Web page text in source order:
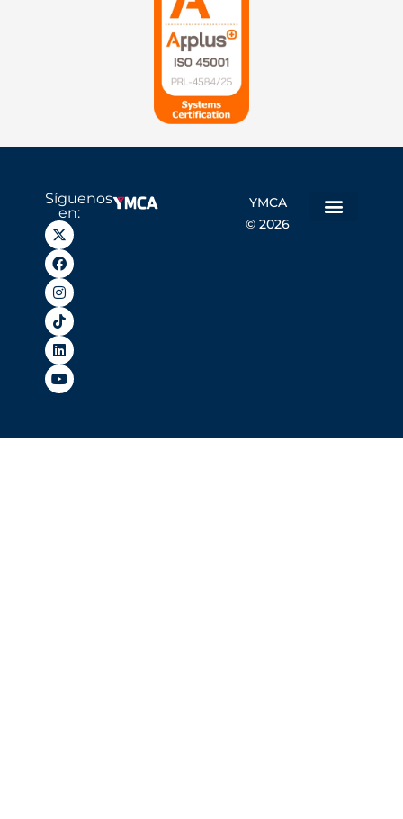
Síguenos
en:
YMCA
© 2026